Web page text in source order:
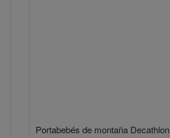
Portabebés de montaña Decathlon